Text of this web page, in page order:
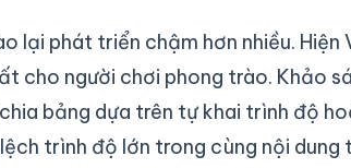
lại phát triển chậm hơn nhiều. Hiện
cho người chơi phong trào. Khảo
bảng dựa trên tự khai trình độ
trình độ lớn trong cùng nội dung